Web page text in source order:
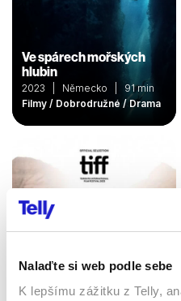
Nalaďte si web podle sebe
K lepšímu zážitku z Telly,
Ve spárech mořských
hlubin
2023 | Německo | 91 min
Filmy / Dobrodružné / Drama